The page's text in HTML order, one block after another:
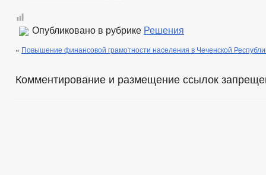
Опубликовано в рубрике Решения
« Повышение финансовой грамотности населения в Чеченской
Комментирование и размещение ссылок